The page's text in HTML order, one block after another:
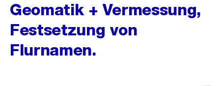
Geomatik + Vermessung,
Festsetzung von
Flurnamen.